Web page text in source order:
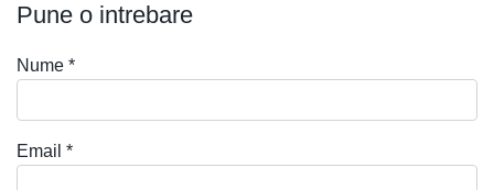
Pune o intrebare
Nume *
Email *